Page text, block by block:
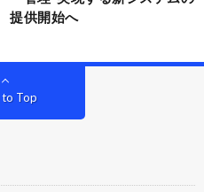
提供開始へ
to Top